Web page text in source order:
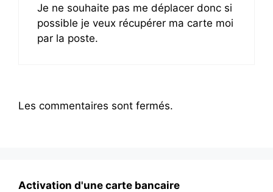
Je ne souhaite pas me déplacer donc si
possible je veux récupérer ma carte moi
par la poste.
Les commentaires sont fermés.
Activation d'une carte bancaire